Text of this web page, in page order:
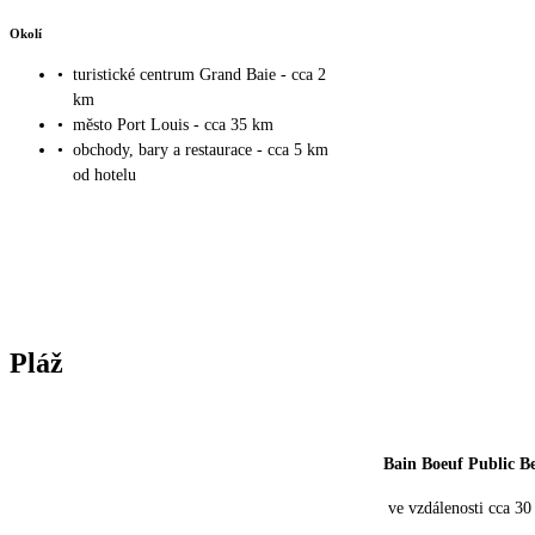
Okolí
• turistické centrum Grand Baie - cca 2
km
• město Port Louis - cca 35 km
• obchody, bary a restaurace - cca 5 km
od hotelu
Pláž
Bain Boeuf Public
ve vzdálenosti cca